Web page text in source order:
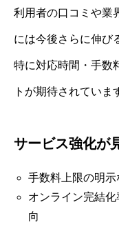
利用者の口コミや業
には今後さらに伸び
特に対応時間・手数
トが期待されていま
サービス強化が
手数料上限の明
オンライン完結
向